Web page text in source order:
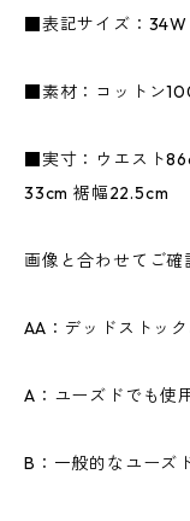
■表記サイズ：34W
■素材：コットン
■実寸：ウエスト
33cm 裾幅22.5cm
画像と合わせてご確
AA：デッドストッ
A：ユーズドでも使
B：一般的なユーズ